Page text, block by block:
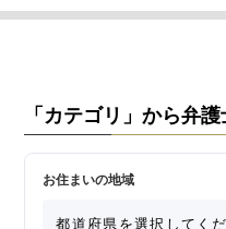
「カテゴリ」から弁
お住まいの地域